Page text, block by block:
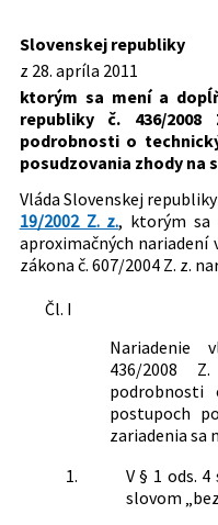
Dátum schválenia:
Dátum vyhlásenia:
Dátum účinnosti od:
Autor: Vláda Slovenskej
Právna oblasť:
Právo
Nachádza sa v čiastke:
Slovenskej republiky
z 28. apríla 2011
ktorým sa mení a
republiky č. 436/
podrobnosti o
posudzovania zhody na
Vláda Slovenskej
19/2002 Z. z., ktorým sa
aproximačných nariadení
zákona č. 607/2004 Z. z.
Čl. I
Nariadenie
436/2008
podrobnosti
postupoch
zariadenia sa
1.
V § 1 ods.
slovom